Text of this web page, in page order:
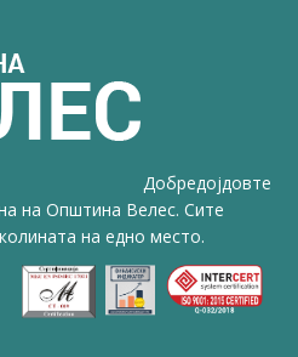
Добредојдовте
на Општина Велес. Сите
на едно место.